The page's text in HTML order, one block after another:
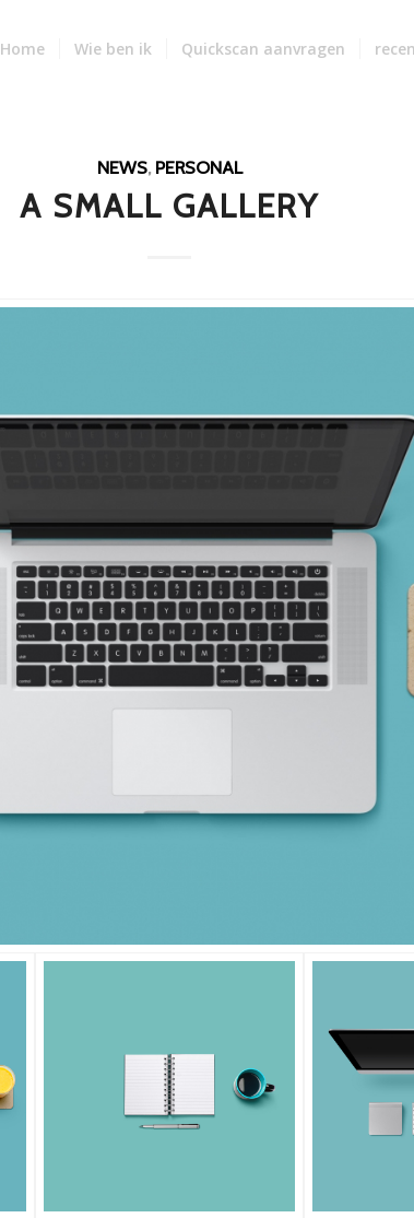
Home Wie ben ik Quickscan aanvragen
NEWS, PERSONAL
A SMALL GALLERY